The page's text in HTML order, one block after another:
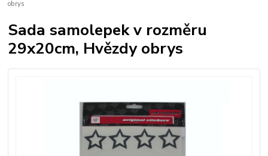
obrys
Sada samolepek v rozměru
29x20cm, Hvězdy obrys